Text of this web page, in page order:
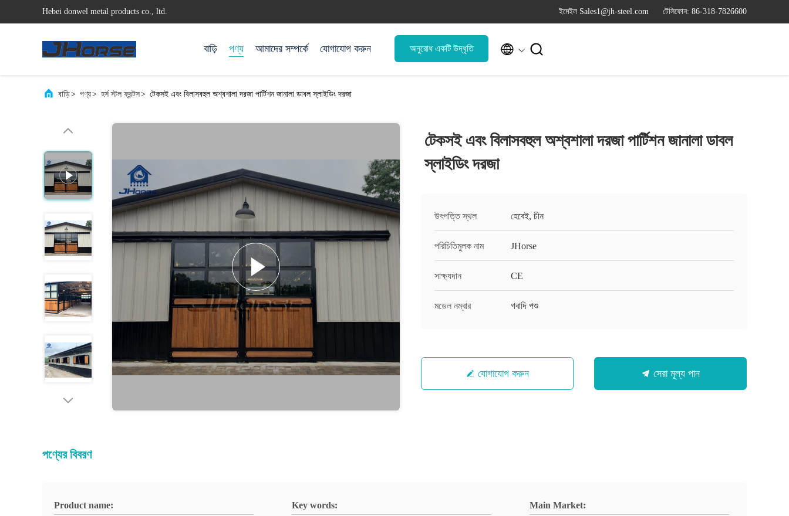
Hebei donwel metal products co., ltd. ইমেইল Sales1@jh-steel.com টেলিফোন: 86-318-7826600
বাড়ি পণ্য আমাদের সম্পর্কে যোগাযোগ করুন অনুরোধ একটি উদ্ধৃতি  
বাড়ি> পণ্য> হর্স স্টল ফ্রন্টস> টেকসই এবং বিলাসবহুল অশ্বশালা দরজা পার্টিশন জানালা ডাবল স্লাইডিং দরজা
টেকসই এবং বিলাসবহুল অশ্বশালা দরজা পার্টিশন জানালা ডাবল
স্লাইডিং দরজা
উৎপত্তি স্থল হেবেই, চীন
পরিচিতিমুলক নাম JHorse
সাক্ষ্যদান CE
মডেল নম্বার গবাদি পশু
যোগাযোগ করুন সেরা মূল্য পান
পণ্যের বিবরণ
Product name: Key words: Main Market: